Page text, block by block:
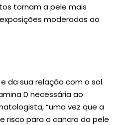
tornam a pele mais
moderadas ao
e da sua relação com o sol.
D necessária ao
“uma vez que a
risco para o cancro da pele